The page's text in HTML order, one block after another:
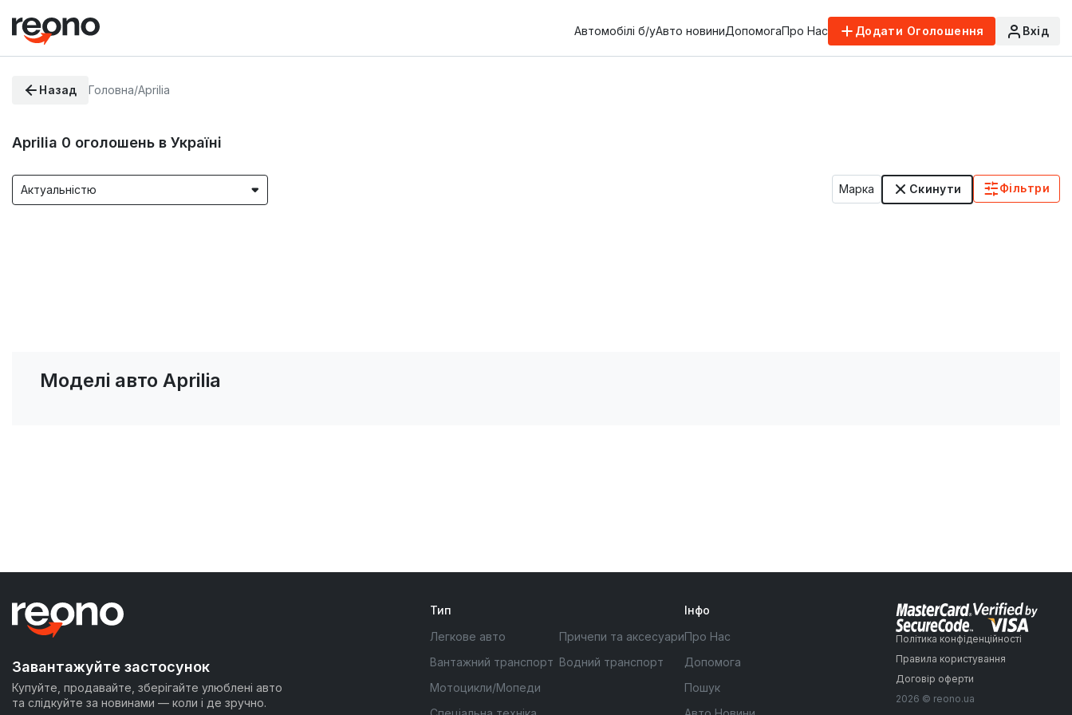
Автомобілі б/уАвто новиниДопомогаПро Нас Додати Оголошення Вхід
Назад Головна/Aprilia
Aprilia 0 оголошень в Україні
Актуальністю Марка Скинути Фільтри
Моделі авто Aprilia
Завантажуйте застосунок
Купуйте, продавайте, зберігайте улюблені авто
та слідкуйте за новинами — коли і де зручно.
Тип
Легкове авто
Вантажний транспорт
Мотоцикли/Мопеди
Причепи та аксесуари
Водний транспорт
Інфо
Про Нас
Допомога
Пошук
Політика конфіденційності
Правила користування
Договір оферти
2026 © reono.ua